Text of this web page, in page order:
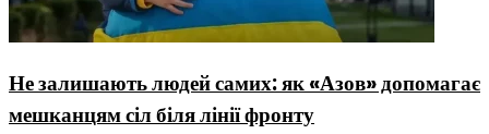
Не залишають людей самих: як «Азов» допомагає
мешканцям сіл біля лінії фронту